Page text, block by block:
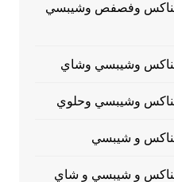
سناكس وفصفص وشيبسي
سناكس وشيبسي وشاي
وشيبسي وحلوي
و شيبسي
سناكس و شيبسي و شاي